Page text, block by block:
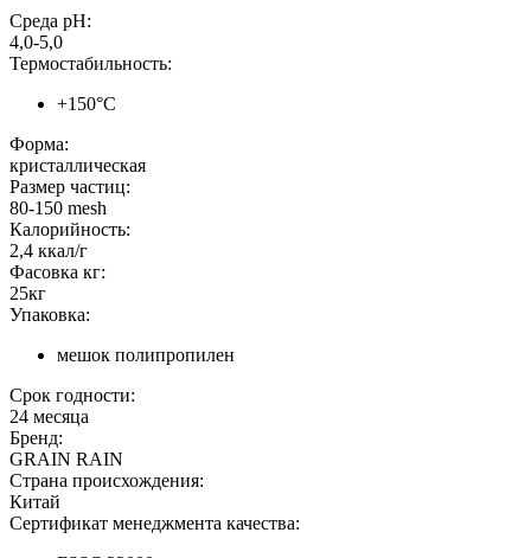
Среда pH:
4,0-5,0
Термостабильность:
+150°C
Форма:
кристаллическая
Размер частиц:
80-150 mesh
Калорийность:
2,4 ккал/г
Фасовка кг:
25кг
Упаковка:
мешок полипропилен
Срок годности:
24 месяца
Бренд:
GRAIN RAIN
Страна происхождения:
Китай
Сертификат менеджмента качества: